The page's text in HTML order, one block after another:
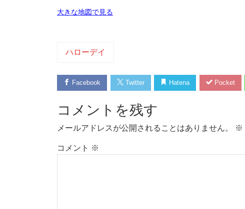
大きな地図で見る
ハローデイ
Facebook Twitter Hatena Pocket
コメントを残す
メールアドレスが公開されることはありません。 ※
コメント ※